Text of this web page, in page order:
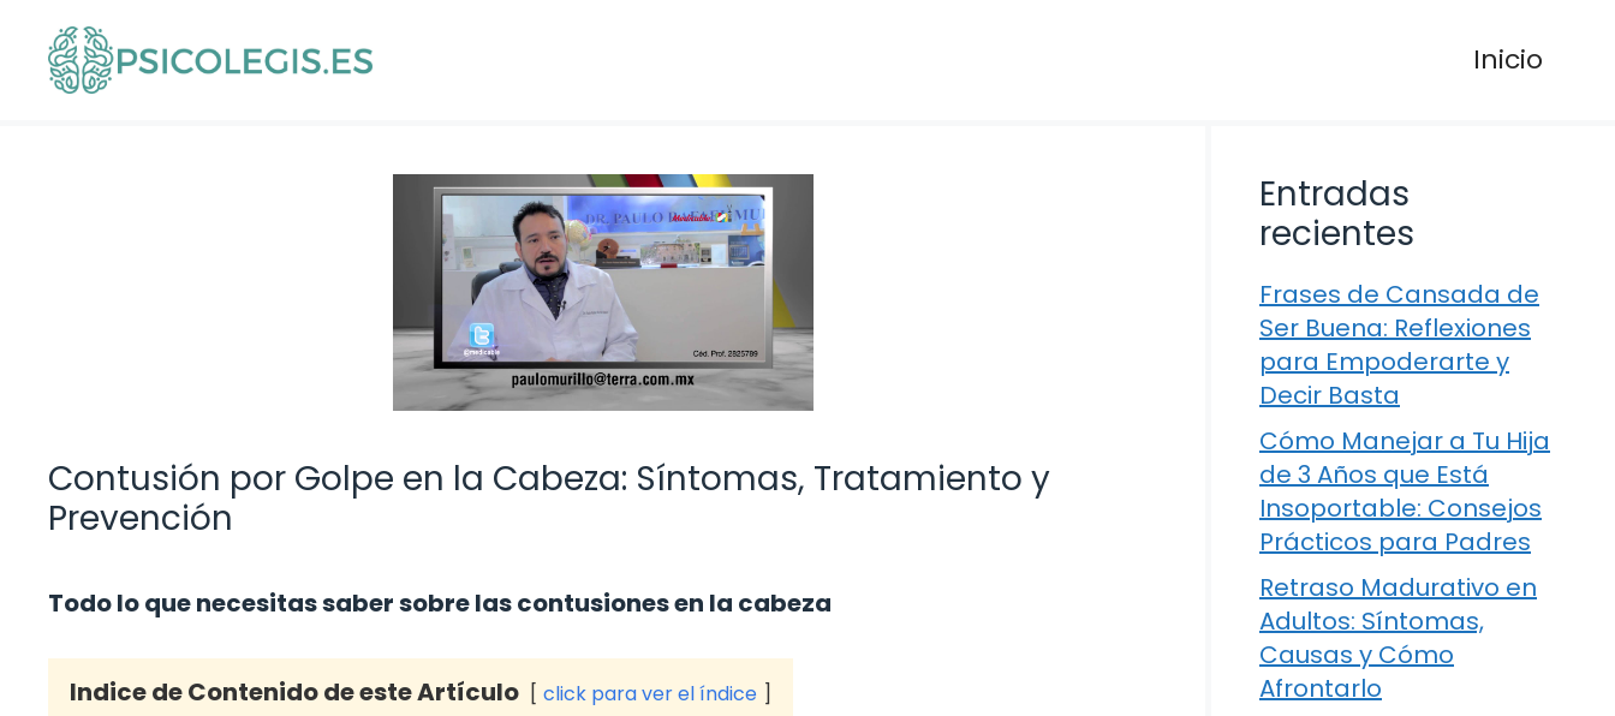
contenido
Inicio
Contusión por Golpe en la Cabeza: Síntomas, Tratamiento y
Prevención
Todo lo que necesitas saber sobre las contusiones en la cabeza
Indice de Contenido de este Artículo click para ver el índice
Entradas
recientes
Frases de Cansada de
Ser Buena: Reflexiones
para Empoderarte y
Decir Basta
Cómo Manejar a Tu Hija
de 3 Años que Está
Insoportable: Consejos
Prácticos para Padres
Retraso Madurativo en
Adultos: Síntomas,
Causas y Cómo
Afrontarlo